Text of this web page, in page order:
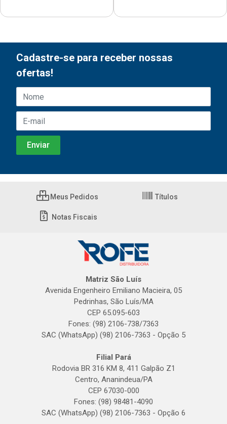
Cadastre-se para receber nossas
ofertas!
Meus Pedidos Títulos
Notas Fiscais
Matriz São Luís
Avenida Engenheiro Emiliano Macieira, 05
Pedrinhas, São Luís/MA
CEP 65.095-603
Fones: (98) 2106-738/7363
SAC (WhatsApp) (98) 2106-7363 - Opção 5
Filial Pará
Rodovia BR 316 KM 8, 411 Galpão Z1
Centro, Ananindeua/PA
CEP 67030-000
Fones: (98) 98481-4090
SAC (WhatsApp) (98) 2106-7363 - Opção 6